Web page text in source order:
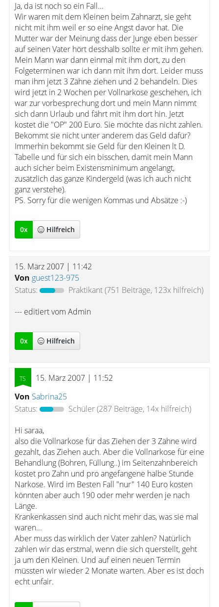
Ja, da ist noch so ein Fall...
Wir waren mit dem Kleinen beim Zahnarzt, sie geht
nicht mit ihm weil er so eine Angst davor hat. Die
Mutter war der Meinung dass der Junge eben besser
auf seinen Vater hört desshalb sollte er mit ihm gehen.
Mein Mann war dann einmal mit ihm dort, zu den
Folgeterminen war ich dann mit ihm dort. Leider muss
man ihm jetzt 3 Zähne ziehen und 2 behandeln. Dies
wird jetzt in 2 Wochen per Vollnarkose geschehen, ich
war zur vorbesprechung dort und mein Mann nimmt
sich dann Urlaub und fährt mit ihm dort hin. Jetzt
kostet die "OP" 200 Euro. Sie möchte das nicht zahlen.
Bekommt sie nicht unter anderem das Geld dafür?
Immerhin bekommt sie Geld für den Kleinen lt D.
Tabelle und für sich ein bisschen, damit mein Mann
auch sicher beim Existensminimum angelangt,
zusätzlich das ganze Kindergeld (was ich auch nicht
ganz verstehe).
PS. Sorry für die wenigen Kommas und Absätze :-)
0x Hilfreich
15. März 2007 | 11:42
Von guest123-975
Status:
Praktikant(751 Beiträge, 123x hilfreich)
--- editiert vom Admin
0x Hilfreich
15. März 2007 | 11:52
Von Sabrina25
Status:
Schüler(287 Beiträge, 14x hilfreich)
Hi saraa,
also die Vollnarkose für das Ziehen der 3 Zähne wird
gezahlt, das Ziehen auch. Aber die Vollnarkose für eine
Behandlung (Bohren, Füllung..) im Seitenzahnbereich
kostet pro Zahn und pro angefangene halbe Stunde
Narkose. Wird im Besten Fall "nur" 140 Euro kosten
könnten aber auch 190 oder mehr werden je nach
Länge.
Krankenkassen sind auch nicht mehr das, was sie mal
waren...
Aber muss das wirklich der Vater zahlen? Natürlich
zahlen wir das erstmal, wenn die sich querstellt, geht
ja um den Kleinen. Und auf einen neuen Termin
müssten wir wieder 2 Monate warten. Aber es ist doch
echt unfair.